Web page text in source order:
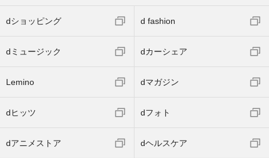
dショッピング d fashion
dミュージック dカーシェア
Lemino dマガジン
dヒッツ dフォト
dアニメストア dヘルスケア